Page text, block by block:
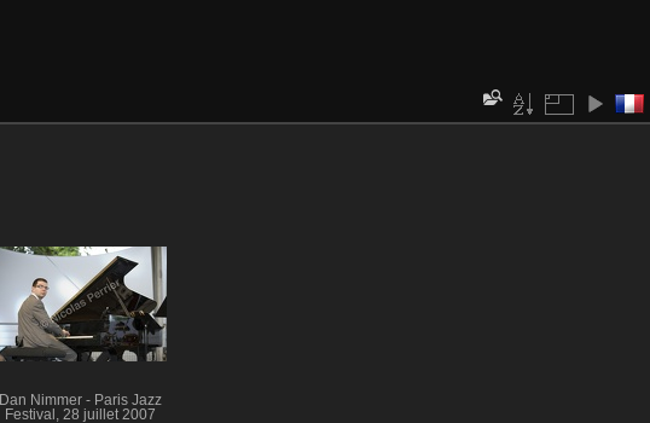
Dan Nimmer - Paris Jazz
Festival, 28 juillet 2007